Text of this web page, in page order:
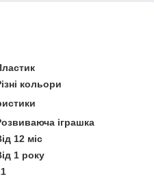
кольори
іграшка
12 міс
1 року